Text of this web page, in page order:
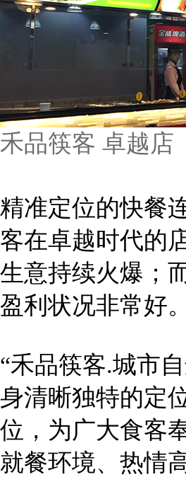
禾品筷客 卓越店
精准定位的快餐
客在卓越时代的
生意持续火爆；
盈利状况非常好。
“禾品筷客.城市
身清晰独特的定
位，为广大食客
就餐环境、热情